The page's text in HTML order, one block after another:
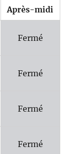
Après-midi
Fermé
Fermé
Fermé
Fermé